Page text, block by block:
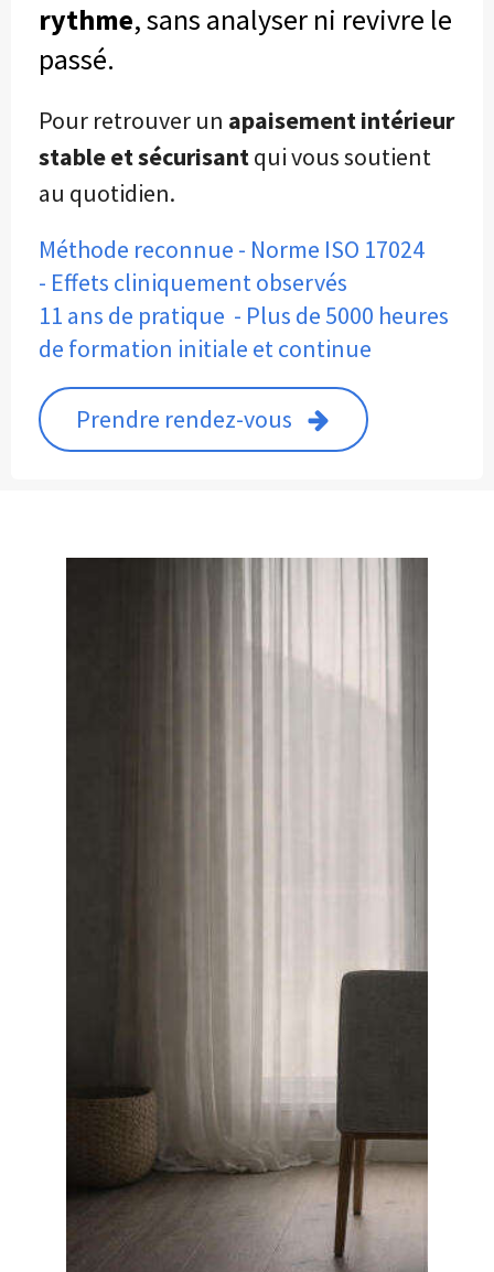
rythme, sans analyser ni revivre le
passé.
Pour retrouver un apaisement intérieur
stable et sécurisantqui vous soutient
au quotidien.
Méthode reconnue - Norme ISO 17024
- Effets cliniquement observés
11 ans de pratique - Plus de 5000 heures
de formation initiale et continue
Prendre rendez-vous